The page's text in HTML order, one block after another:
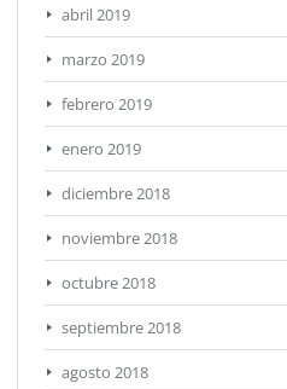
abril 2019
marzo 2019
febrero 2019
enero 2019
diciembre 2018
noviembre 2018
octubre 2018
septiembre 2018
agosto 2018